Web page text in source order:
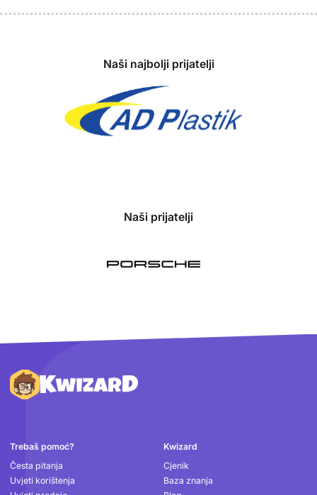
Naši najbolji prijatelji
Naši prijatelji
Podnožje
Trebaš pomoć?
Česta pitanja
Uvjeti korištenja
Kwizard
Cjenik
Baza znanja